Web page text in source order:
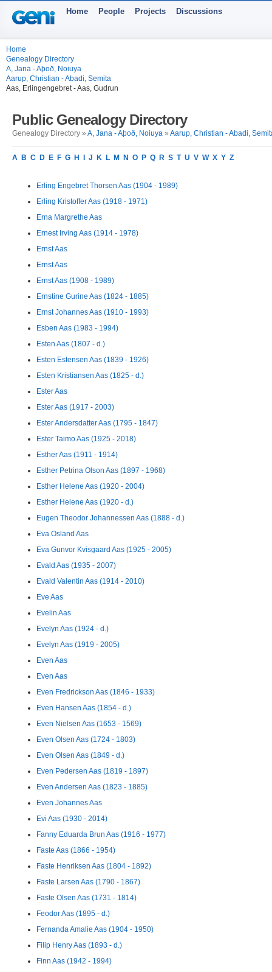
Home People Projects Discussions
Home
Genealogy Directory
A, Jana - Aþoð, Noiuya
Aarup, Christian - Abadi, Semita
Aas, Erlingengebret - Aas, Gudrun
Public Genealogy Directory
Genealogy Directory » A, Jana - Aþoð, Noiuya » Aarup, Christian - Abadi,
A B C D E F G H J K L M N O P Q R S T U V W X Y Z
Erling Engebret Thorsen Aas (1904 - 1989)
Erling Kristoffer Aas (1918 - 1971)
Erna Margrethe Aas
Ernest Irving Aas (1914 - 1978)
Ernst Aas
Ernst Aas
Ernst Aas (1908 - 1989)
Ernstine Gurine Aas (1824 - 1885)
Ernst Johannes Aas (1910 - 1993)
Esben Aas (1983 - 1994)
Esten Aas (1807 - d.)
Esten Estensen Aas (1839 - 1926)
Esten Kristiansen Aas (1825 - d.)
Ester Aas
Ester Aas (1917 - 2003)
Ester Andersdatter Aas (1795 - 1847)
Ester Taimo Aas (1925 - 2018)
Esther Aas (1911 - 1914)
Esther Petrina Olson Aas (1897 - 1968)
Esther Helene Aas (1920 - 2004)
Esther Helene Aas (1920 - d.)
Eugen Theodor Johannessen Aas (1888 - d.)
Eva Osland Aas
Eva Gunvor Kvisgaard Aas (1925 - 2005)
Evald Aas (1935 - 2007)
Evald Valentin Aas (1914 - 2010)
Eve Aas
Evelin Aas
Evelyn Aas (1924 - d.)
Evelyn Aas (1919 - 2005)
Even Aas
Even Aas
Even Fredrickson Aas (1846 - 1933)
Even Hansen Aas (1854 - d.)
Even Nielsen Aas (1653 - 1569)
Even Olsen Aas (1724 - 1803)
Even Olsen Aas (1849 - d.)
Even Pedersen Aas (1819 - 1897)
Even Andersen Aas (1823 - 1885)
Even Johannes Aas
Evi Aas (1930 - 2014)
Fanny Eduarda Brun Aas (1916 - 1977)
Faste Aas (1866 - 1954)
Faste Henriksen Aas (1804 - 1892)
Faste Larsen Aas (1790 - 1867)
Faste Olsen Aas (1731 - 1814)
Feodor Aas (1895 - d.)
Fernanda Amalie Aas (1904 - 1950)
Filip Henry Aas (1893 - d.)
Finn Aas (1942 - 1994)